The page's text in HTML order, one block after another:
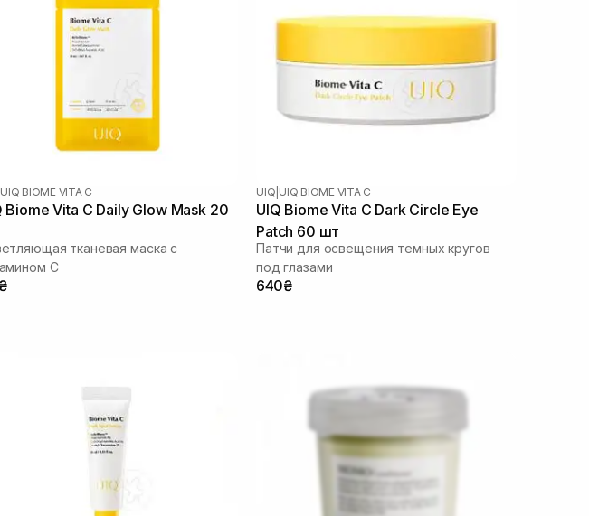
UIQ BIOME VITA C
Biome Vita C Daily Glow Mask 20
тканевая маска с
C
UIQ UIQ BIOME VITA C
UIQ Biome Vita C Dark Circle Eye
Patch 60 шт
Патчи для освещения темных кругов
под глазами
640₴